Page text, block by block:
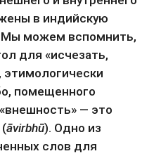
в индийскую
можем вспомнить,
для «исчезать,
, этимологически
помещенного
— это
(āvirbhū). Одно из
слов для